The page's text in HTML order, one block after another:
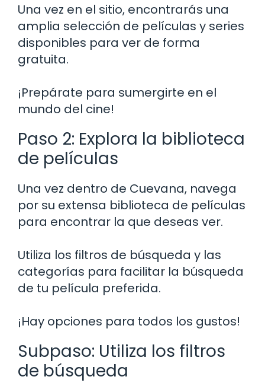
Una vez en el sitio, encontrarás una
amplia selección de películas y series
disponibles para ver de forma
gratuita.
¡Prepárate para sumergirte en el
mundo del cine!
Paso 2: Explora la biblioteca
de películas
Una vez dentro de Cuevana, navega
por su extensa biblioteca de películas
para encontrar la que deseas ver.
Utiliza los filtros de búsqueda y las
categorías para facilitar la búsqueda
de tu película preferida.
¡Hay opciones para todos los gustos!
Subpaso: Utiliza los filtros
de búsqueda